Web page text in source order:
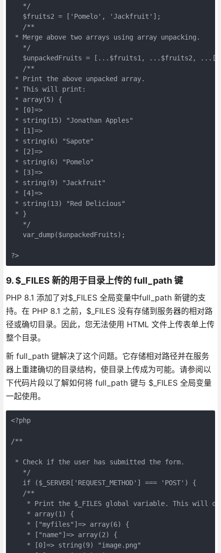
   */
   $fruits2 = ['Pomelo', 'Jackfruit'];
   /**
* Merge above two arrays using array unpacking.
   */
$unpackedFruits = [...$fruits1, ...$fruits2,
   /**
* Print the above unpacked array.
* This will print:
* array(5) {
* [0]=>
* string(15) "Jonathan Apples"
* [1]=>
* string(6) "Sapote"
* [2]=>
* string(6) "Pomelo"
* [3]=>
* string(9) "Jackfruit"
* [4]=>
* string(13) "Red Delicious"
* }
   */
   var_dump($unpackedFruits);
?>
9. $_FILES 新的用于目录上传的 full_path 键
PHP 8.1 添加了对$_FILES 全局变量中full_path 新键的支
持。在 PHP 8.1 之前，$_FILES 没有存储到服务器的相对路
径或确切目录。因此，您无法使用 HTML 文件上传表单上传
整个目录。
新 full_path 键解决了这个问题。它存储相对路径并在服务
器上重建确切的目录结构，使目录上传成为可能。请参阅以
下代码片段以了解如何将 full_path 键与 $_FILES 全局变量
一起使用。
<?php
/**
* Check if the user has submitted the form.
   */
   if ($_SERVER['REQUEST_METHOD'] === 'POST') {
   /**
* Print the $_FILES global variable. This will
    * array(1) {
    * ["myfiles"]=> array(6) {
    * ["name"]=> array(2) {
    * [0]=> string(9) "image.png"